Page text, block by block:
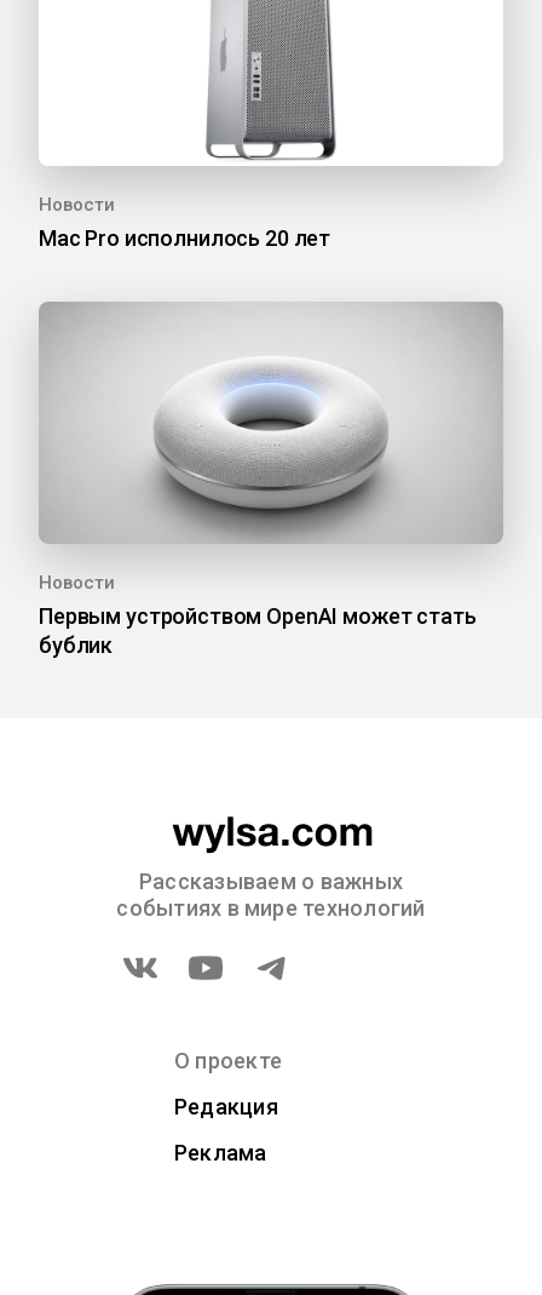
Новости
Mac Pro исполнилось 20 лет
Новости
Первым устройством OpenAI может стать
бублик
Рассказываем о важных
событиях в мире технологий
О проекте
Редакция
Реклама